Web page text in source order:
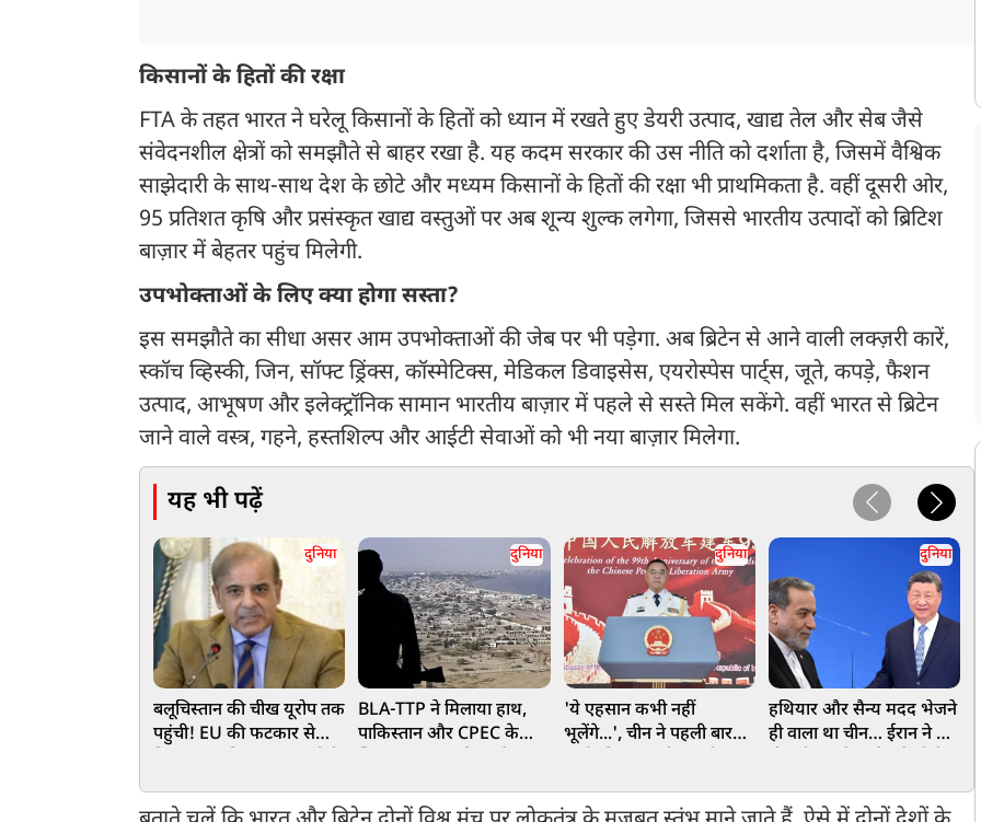
किसानों के हितों की रक्षा
FTA के तहत भारत ने घरेलू किसानों के हितों को ध्यान में रखते हुए डेयरी उत्पाद, खाद्य तेल और सेब जैसे
संवेदनशील क्षेत्रों को समझौते से बाहर रखा है. यह कदम सरकार की उस नीति को दर्शाता है, जिसमें वैश्विक
साझेदारी के साथ-साथ देश के छोटे और मध्यम किसानों के हितों की रक्षा भी प्राथमिकता है. वहीं दूसरी ओर,
95 प्रतिशत कृषि और प्रसंस्कृत खाद्य वस्तुओं पर अब शून्य शुल्क लगेगा, जिससे भारतीय उत्पादों को ब्रिटिश
बाज़ार में बेहतर पहुंच मिलेगी.
उपभोक्ताओं के लिए क्या होगा सस्ता?
इस समझौते का सीधा असर आम उपभोक्ताओं की जेब पर भी पड़ेगा. अब ब्रिटेन से आने वाली लक्ज़री कारें,
स्कॉच व्हिस्की, जिन, सॉफ्ट ड्रिंक्स, कॉस्मेटिक्स, मेडिकल डिवाइसेस, एयरोस्पेस पार्ट्स, जूते, कपड़े, फैशन
उत्पाद, आभूषण और इलेक्ट्रॉनिक सामान भारतीय बाज़ार में पहले से सस्ते मिल सकेंगे. वहीं भारत से ब्रिटेन
जाने वाले वस्त्र, गहने, हस्तशिल्प और आईटी सेवाओं को भी नया बाज़ार मिलेगा.
यह भी पढ़ें
दुनिया
बलूचिस्तान की चीख यूरोप तक
पहुंची! EU की फटकार से
दुनिया
BLA-TTP ने मिलाया हाथ,
पाकिस्तान और CPEC के
दुनिया
'ये एहसान कभी नहीं
भूलेंगे...', चीन ने पहली बार
क्या है इसकी बड़ी वजह
दुनिया
हथियार और सैन्य मदद भेजने
ही वाला था चीन… ईरान ने कर
की मौत